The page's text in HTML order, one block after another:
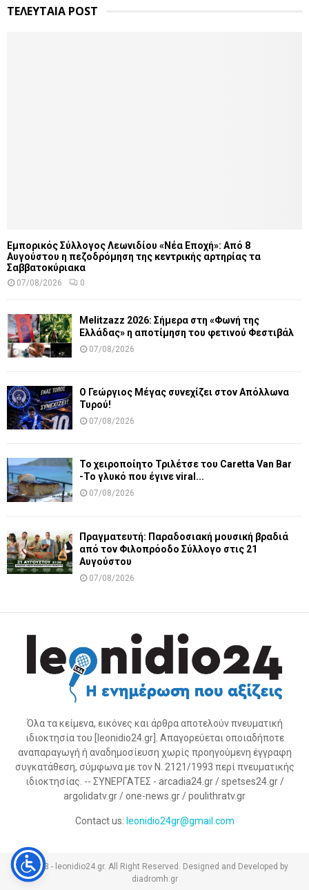
ΤΕΛΕΥΤΑΙΑ POST
Εμπορικός Σύλλογος Λεωνιδίου «Νέα Εποχή»: Από 8
Αυγούστου η πεζοδρόμηση της κεντρικής αρτηρίας τα
Σαββατοκύριακα
07/08/2026 0
Melitzazz 2026: Σήμερα στη «Φωνή της
Ελλάδας» η αποτίμηση του φετινού Φεστιβάλ
07/08/2026
Ο Γεώργιος Μέγας συνεχίζει στον Απόλλωνα
Τυρού!
07/08/2026
Το χειροποίητο Τριλέτσε του Caretta Van Bar
-Το γλυκό που έγινε viral...
07/08/2026
Πραγματευτή: Παραδοσιακή μουσική βραδιά
από τον Φιλοπρόοδο Σύλλογο στις 21
Αυγούστου
07/08/2026
Όλα τα κείμενα, εικόνες και άρθρα αποτελούν πνευματική
ιδιοκτησία του [leonidio24.gr]. Απαγορεύεται οποιαδήποτε
αναπαραγωγή ή αναδημοσίευση χωρίς προηγούμενη έγγραφη
συγκατάθεση, σύμφωνα με τον Ν. 2121/1993 περί πνευματικής
ιδιοκτησίας. -- ΣΥΝΕΡΓΑΤΕΣ - arcadia24.gr / spetses24.gr /
argolidatv.gr / one-news.gr / poulithratv.gr
Contact us: leonidio24gr@gmail.com
@2023 - leonidio24.gr. All Right Reserved. Designed and Developed by
diadromh.gr